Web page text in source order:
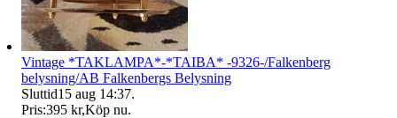
Vintage *TAKLAMPA*-*TAIBA* -9326-/Falkenberg
belysning/AB Falkenbergs Belysning
Sluttid15 aug 14:37.
Pris:395 kr,Köp nu.